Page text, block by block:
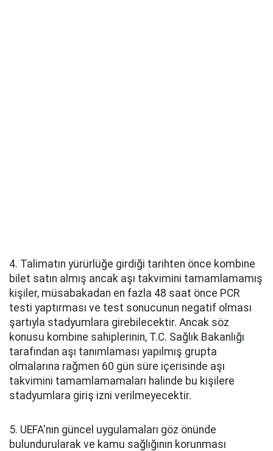
4. Talimatın yürürlüğe girdiği tarihten önce kombine
bilet satın almış ancak aşı takvimini tamamlamamış
kişiler, müsabakadan en fazla 48 saat önce PCR
testi yaptırması ve test sonucunun negatif olması
şartıyla stadyumlara girebilecektir. Ancak söz
konusu kombine sahiplerinin, T.C. Sağlık Bakanlığı
tarafından aşı tanımlaması yapılmış grupta
olmalarına rağmen 60 gün süre içerisinde aşı
takvimini tamamlamamaları halinde bu kişilere
stadyumlara giriş izni verilmeyecektir.
5. UEFA'nın güncel uygulamaları göz önünde
bulundurularak ve kamu sağlığının korunması